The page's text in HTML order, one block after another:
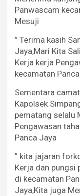
Panwascam
Mesuji
” Terima kasih
Jaya,Mari Kita
Kerja kerja
kecamatan
Sementara
Kapolsek
pematang selalu
Pengawasan
Panca Jaya
” kita jajaran
Kerja dan pungsi
di kecamatan
Jaya,Kita juga